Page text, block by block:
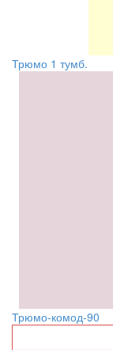
Трюмо 1 тумб.
Трюмо-комод-90